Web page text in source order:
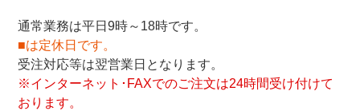
通常業務は平日9時～18時です。
■は定休日です。
受注対応等は翌営業日となります。
※インターネット･FAXでのご注文は24時間受け付けて
おります。